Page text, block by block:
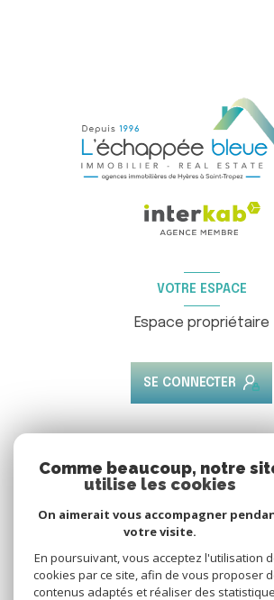
VOTRE ESPACE
Espace propriétaire
SE CONNECTER
Nous adhérons
Comme beaucoup, notre
utilise les cookies
On aimerait vous accompagner
votre visite.
En poursuivant, vous acceptez l'utilisation
cookies par ce site, afin de vous proposer
contenus adaptés et réaliser des